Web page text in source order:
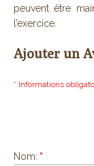
peuvent être
l’exercice.
Ajouter un
* Informations
Nom: *